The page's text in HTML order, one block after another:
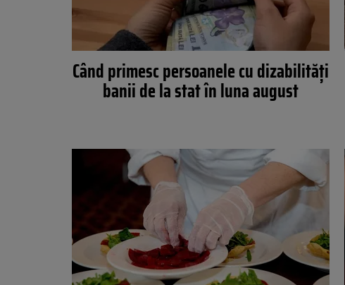
Când primesc persoanele cu dizabilități
banii de la stat în luna august